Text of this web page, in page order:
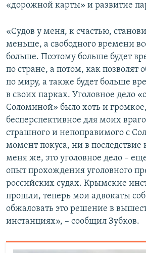
«дорожной карты» и развитие
«Судов у меня, к счастью,
меньше, а свободного времени
больше. Поэтому больше будет
по стране, а потом, как позволят
по миру, а также будет больше
в своих парках. Уголовное дело
Соломиной» было хоть и
бесперспективное для моих
страшного и непоправимого с
момент покуса, ни в
меня же, это уголовное дело –
опыт прохождения уголовного
российских судах. Крымские
прошли, теперь мои адвокаты
обжаловать это решение в
инстанциях», – сообщил Зубков.